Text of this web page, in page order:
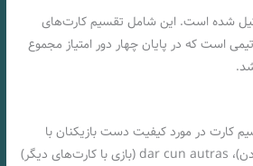
شده‌ است. این شامل تقسيم کارت‌های
است که در پایان چهار دور امتیاز مجموع
کارت در مورد کیفیت دست بازیکنان با
عنوان شینتشار (صحبت کردن)، dar cun autras (بازی با کارت‌های دیگر)